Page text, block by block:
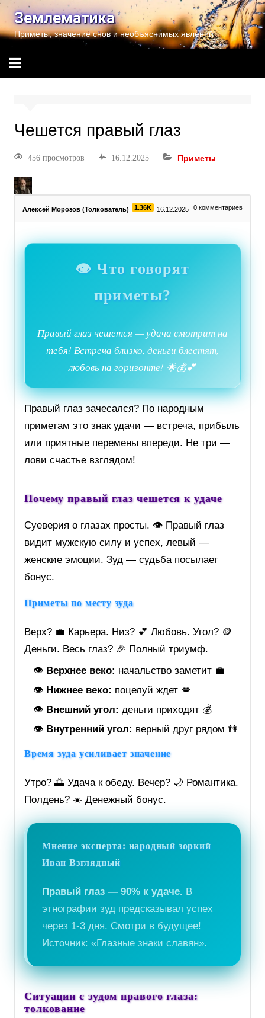
Землематика
Приметы, значение снов и необъяснимых явлений
Чешется правый глаз
456 просмотров 16.12.2025 Приметы
Алексей Морозов (Толкователь) 1.36K 16.12.2025 0 комментариев
👁️ Что говорят
приметы?
Правый глаз чешется — удача смотрит на
тебя! Встреча близко, деньги блестят,
любовь на горизонте! 🌟💰💕
Правый глаз зачесался? По народным
приметам это знак удачи — встреча, прибыль
или приятные перемены впереди. Не три —
лови счастье взглядом!
Почему правый глаз чешется к удаче
Суеверия о глазах просты. 👁️ Правый глаз
видит мужскую силу и успех, левый —
женские эмоции. Зуд — судьба посылает
бонус.
Приметы по месту зуда
Верх? 💼 Карьера. Низ? 💕 Любовь. Угол? 🪙
Деньги. Весь глаз? 🎉 Полный триумф.
👁️ Верхнее веко: начальство заметит 💼
👁️ Нижнее веко: поцелуй ждет 💋
👁️ Внешний угол: деньги приходят 💰
👁️ Внутренний угол: верный друг рядом 👫
Время зуда усиливает значение
Утро? 🌅 Удача к обеду. Вечер? 🌙 Романтика.
Полдень? ☀️ Денежный бонус.
Мнение эксперта: народный зоркий
Иван Взглядный
Правый глаз — 90% к удаче. В
этнографии зуд предсказывал успех
через 1-3 дня. Смотри в будущее!
Источник: «Глазные знаки славян».
Ситуации с зудом правого глаза:
толкование